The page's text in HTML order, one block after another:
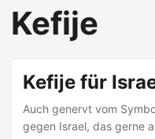
Kefije
Kefije für
Auch genervt vom
gegen Israel, das gerne